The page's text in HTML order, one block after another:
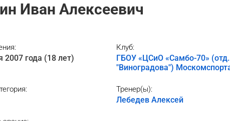
Иван Алексеевич
2007 года (18 лет)
Клуб:
ГБОУ «ЦСиО «Самбо-70» (отд.
"Виноградова")
Тренер(ы):
Лебедев Алексей